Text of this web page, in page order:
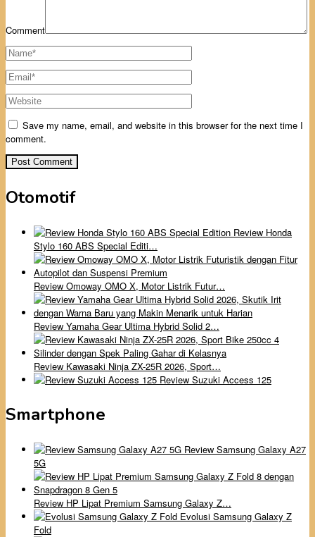
Comment
Save my name, email, and website in this browser for the next time I
comment.
Otomotif
Review Honda
Stylo 160 ABS Special Editi…
Review Omoway OMO X, Motor Listrik Futur…
Review Yamaha Gear Ultima Hybrid Solid 2…
Review Kawasaki Ninja ZX-25R 2026, Sport…
Review Suzuki Access 125
Smartphone
Review Samsung Galaxy A27
5G
Review HP Lipat Premium Samsung Galaxy Z…
Evolusi Samsung Galaxy Z
Fold